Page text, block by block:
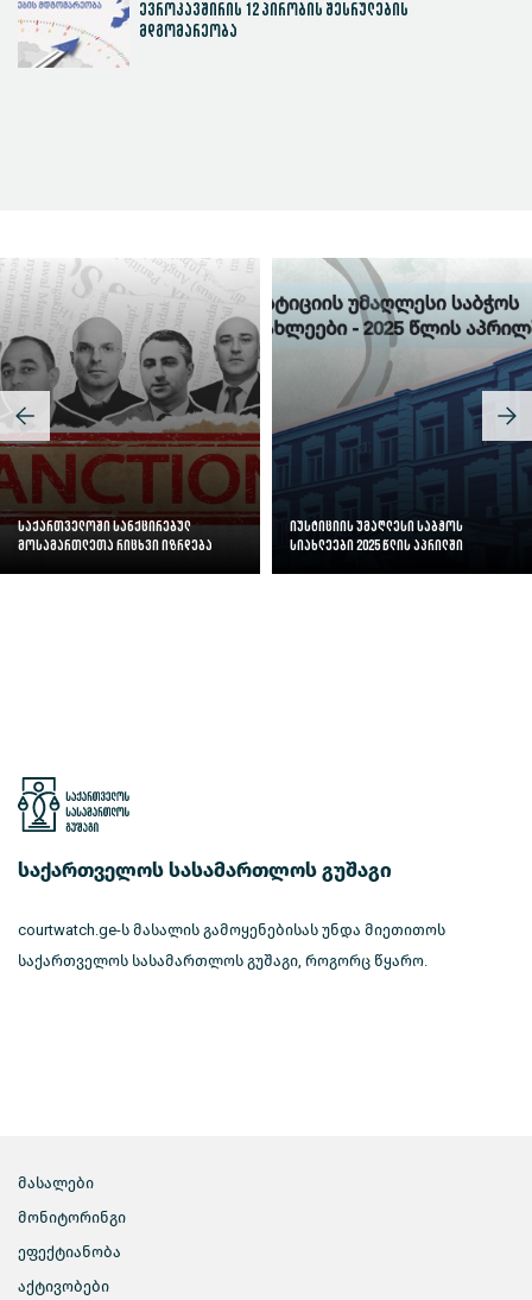
ევროკავშირის 12 პირობის შესრულების
მდგომარეობა
საქართველოში სანქცირებულ
მოსამართლეთა რიცხვი იზრდება
იუსტიციის უმაღლესი საბჭოს
სიახლეები 2025 წლის აპრილში
საქართველოს სასამართლოს გუშაგი
courtwatch.ge-ს მასალის გამოყენებისას უნდა მიეთითოს
საქართველოს სასამართლოს გუშაგი, როგორც წყარო.
მასალები
მონიტორინგი
ეფექტიანობა
აქტივობები